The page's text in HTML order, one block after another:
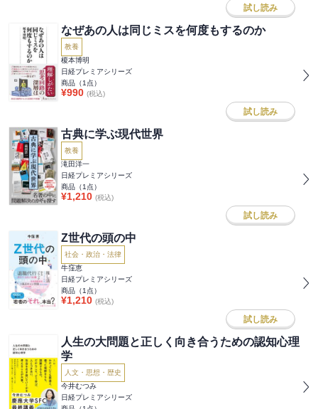
試し読み
なぜあの人は同じミスを何度もするのか
教養
榎本博明
日経プレミアシリーズ
商品（1 点）
¥990 (税込)
試し読み
古典に学ぶ現代世界
教養
滝田洋一
日経プレミアシリーズ
商品（1 点）
¥1,210 (税込)
試し読み
Z世代の頭の中
社会・政治・法律
牛窪恵
日経プレミアシリーズ
商品（1 点）
¥1,210 (税込)
試し読み
人生の大問題と正しく向き合うための認知心理
学
人文・思想・歴史
今井むつみ
日経プレミアシリーズ